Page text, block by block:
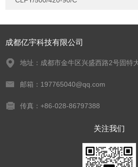
成都亿宇科技有限公司
地址：成都市金牛区兴盛西路2号固特
邮箱：197765040@qq.com
传真：+86-028-86797388
关注我们